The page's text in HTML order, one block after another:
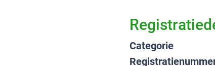
Categorie